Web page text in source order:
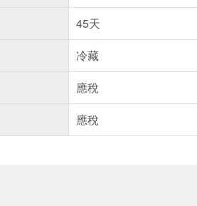
45天
冷藏
應稅
應稅